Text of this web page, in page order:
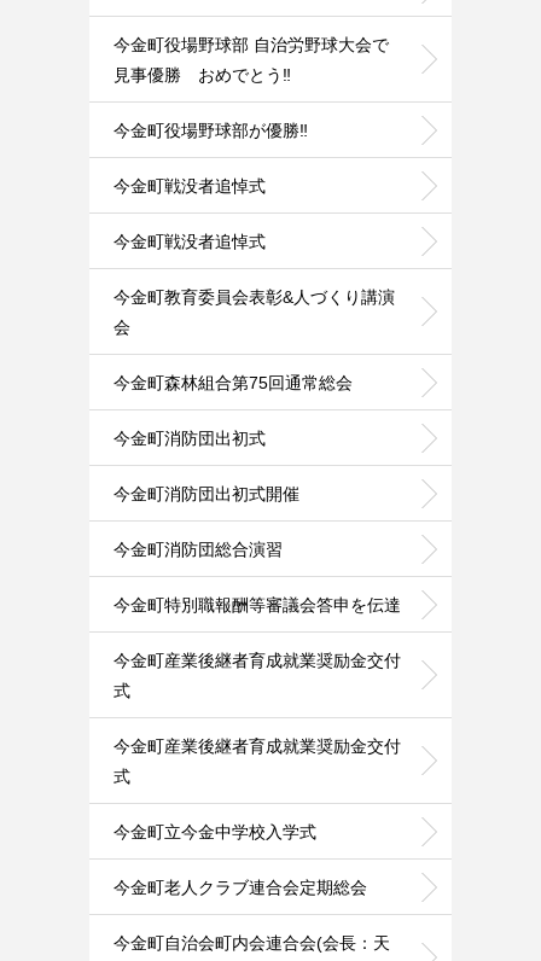
今金町役場野球部 自治労野球大会で
見事優勝 おめでとう‼️
今金町役場野球部が優勝‼️
今金町戦没者追悼式
今金町戦没者追悼式
今金町教育委員会表彰&人づくり講演
会
今金町森林組合第75回通常総会
今金町消防団出初式
今金町消防団出初式開催
今金町消防団総合演習
今金町特別職報酬等審議会答申を伝達
今金町産業後継者育成就業奨励金交付
式
今金町産業後継者育成就業奨励金交付
式
今金町立今金中学校入学式
今金町老人クラブ連合会定期総会
今金町自治会町内会連合会(会長：天